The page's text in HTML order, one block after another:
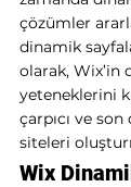
çözümler
dinamik
olarak, Wix’in
yeteneklerini
çarpıcı ve
siteleri
Wix